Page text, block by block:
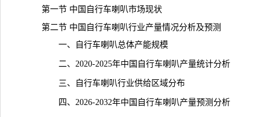
第一节 中国自行车喇叭市场现状
第二节 中国自行车喇叭行业产量情况分析及预测
一、自行车喇叭总体产能规模
二、2020-2025年中国自行车喇叭产量统计分析
三、自行车喇叭行业供给区域分布
四、2026-2032年中国自行车喇叭产量预测分析